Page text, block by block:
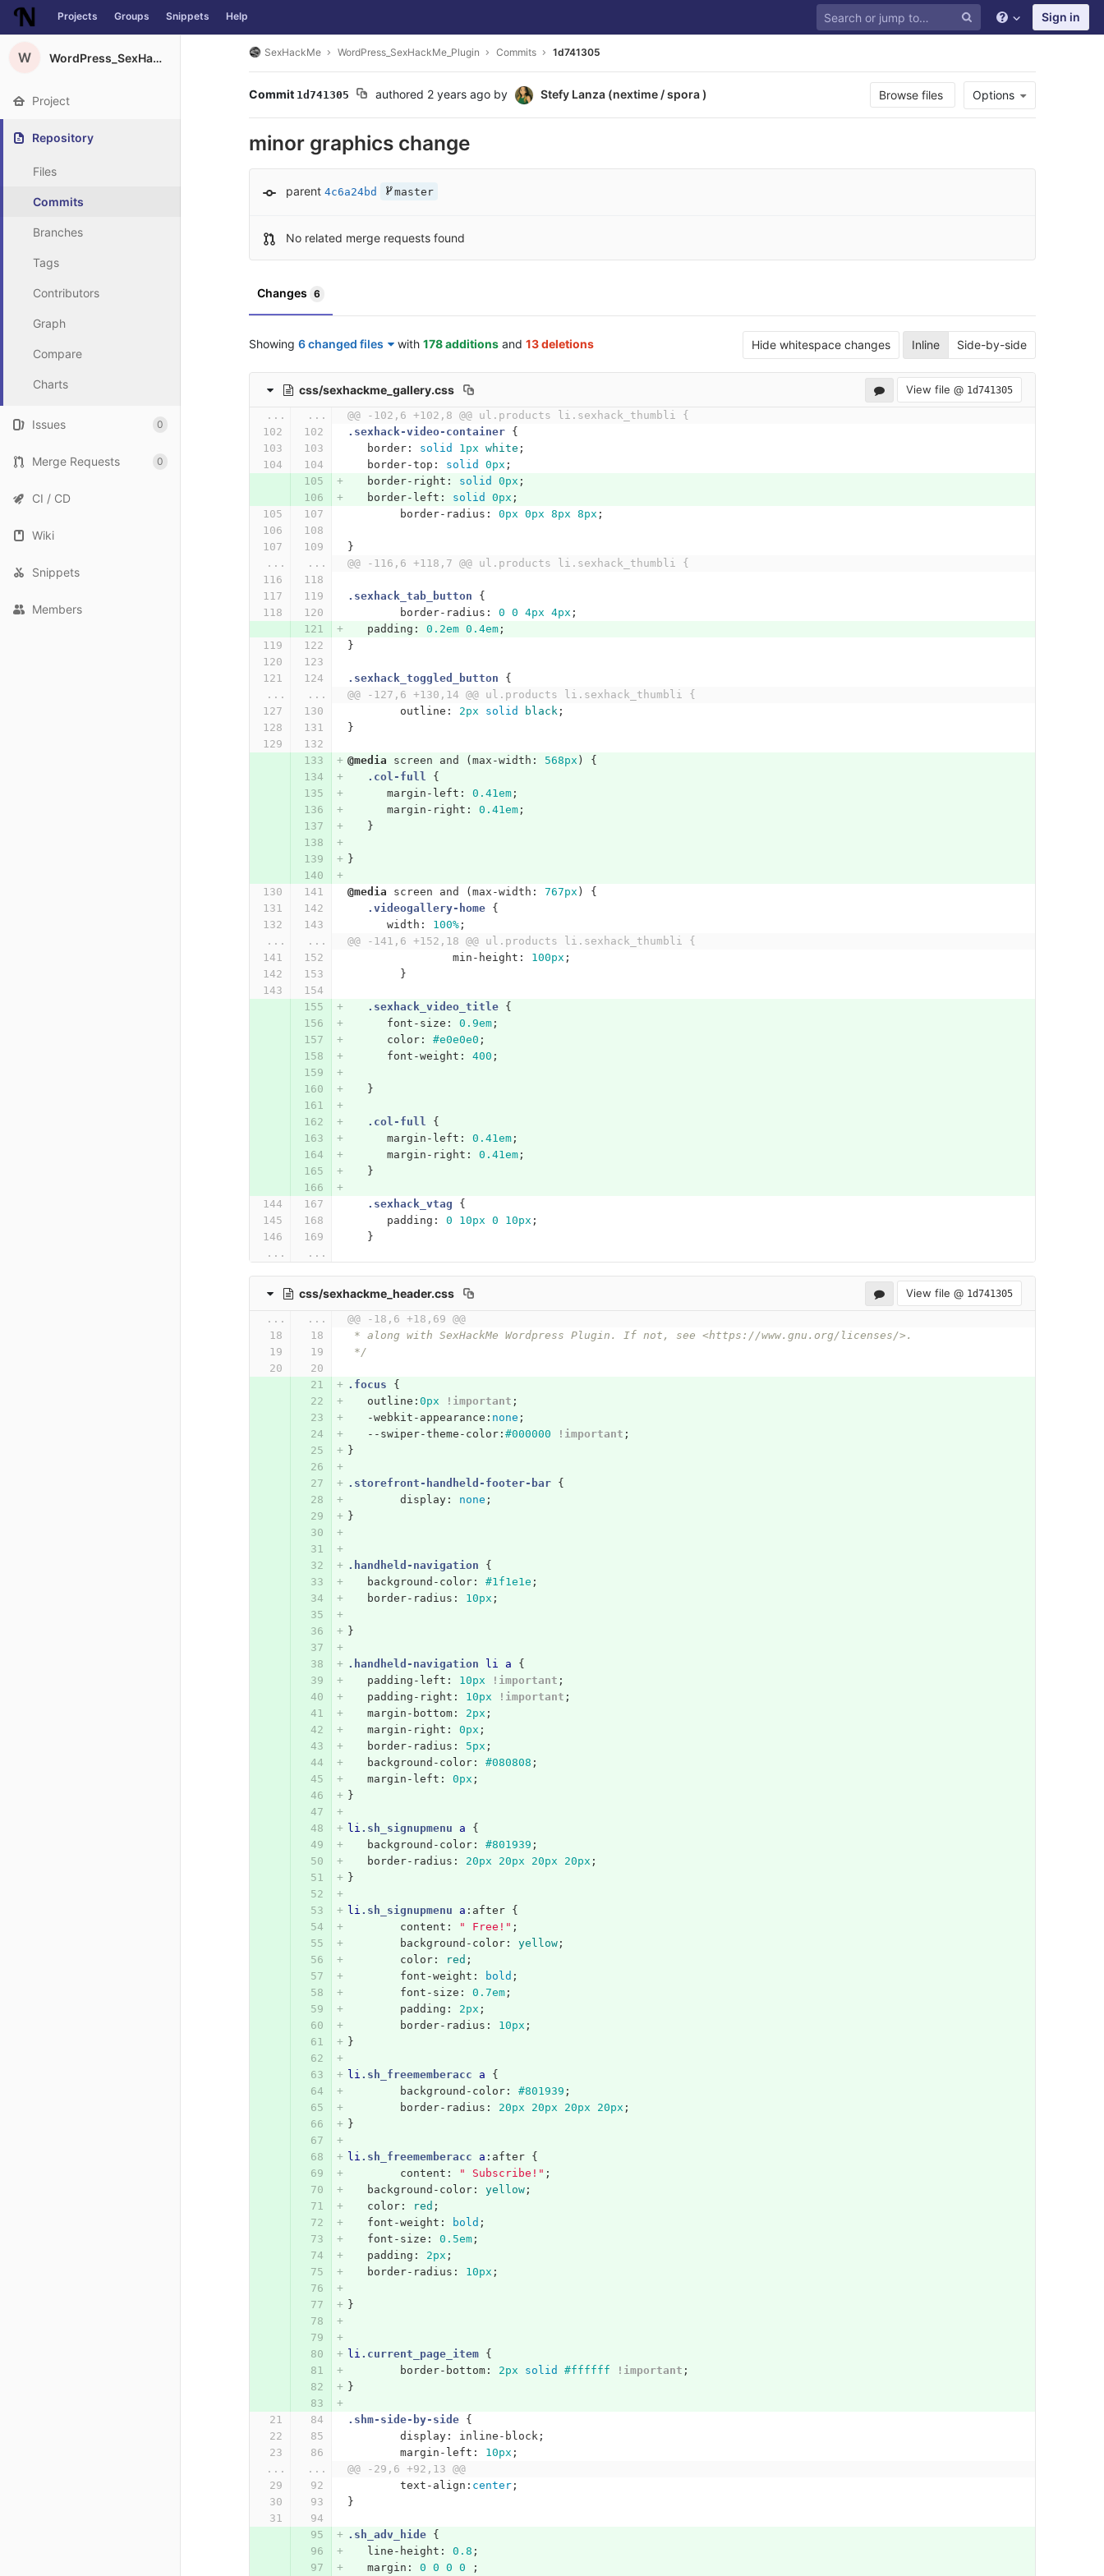
Skip to content
Projects Groups Snippets Help Sign in
W WordPress_SexHackMe_Plugin
Project
Repository
Files
Commits
Branches
Tags
Contributors
Graph
Compare
Charts
Issues 0
Merge Requests 0
CI / CD
Wiki
Snippets
Members
SexHackMe WordPress_SexHackMe_Plugin Commits 1d741305
Commit 1d741305 authored 2 years ago by Stefy Lanza (nextime / spora ) Browse files Options
minor graphics change
parent 4c6a24bd master
No related merge requests found
Changes 6
Hide whitespace changes Inline Side-by-side
Showing 6 changed files with 178 additions and 13 deletions
css/sexhackme_gallery.css View file @ 1d741305
... ...
@@ -102,6 +102,8 @@ ul.products li.sexhack_thumbli {
.sexhack-video-container
{
border: solid 1px white ;
border-top : solid 0px ;
border-right : solid 0px ;
border-left : solid 0px ;
border-radius : 0px 0px 8px 8px ;
}
...
... @@ -116,6 +118,7 @@ ul.products li.sexhack_thumbli {
.sexhack_tab_button
{
border-radius : 0 0 4px 4px ;
padding : 0.2em 0.4em;
}
.sexhack_toggled_button
{
...
...
@@ -127,6 +130,14 @@ ul.products li.sexhack_thumbli {
outline : 2px solid black;
}
@media screen and ( max-width : 568px )
{
.col-full
{
margin-left : 0.41em;
margin-right : 0.41em;
}
}
@media screen and ( max-width : 767px )
{
.videogallery-home
{
width : 100%;
...
...
@@ -141,6 +152,18 @@ ul.products li.sexhack_thumbli {
min-height : 100px ;
}
.sexhack_video_title
{
font-size : 0.9em;
color: #e0e0e0 ;
font-weight : 400 ;
}
.col-full
{
margin-left : 0.41em;
margin-right : 0.41em;
}
.sexhack_vtag
{
padding : 0 10px 0 10px ;
}
...
...
css/sexhackme_header.css View file @ 1d741305
... ...
@@ -18,6 +18,69 @@
* along with SexHackMe Wordpress Plugin. If not, see <https://www.gnu.org/licenses/>.
*/
.focus
{
outline : 0px !important ;
-webkit-appearance : none ;
--swiper-theme-color: #000000 !important ;
}
.storefront-handheld-footer-bar
{
display: none ;
}
.handheld-navigation
{
background-color: #1f1e1e ;
border-radius : 10px ;
}
.handheld-navigation li a
{
padding-left : 10px !important ;
padding-right : 10px !important ;
margin-bottom: 2px ;
margin-right : 0px ;
border-radius : 5px ;
background-color: #080808 ;
margin-left : 0px ;
}
li .sh_signupmenu a
{
background-color: #801939 ;
border-radius : 20px 20px 20px 20px ;
}
li .sh_signupmenu a :after
{
content : " Free!" ;
background-color: yellow;
color: red ;
font-weight : bold ;
font-size : 0.7em;
padding : 2px ;
border-radius : 10px ;
}
li .sh_freememberacc a
{
background-color: #801939 ;
border-radius : 20px 20px 20px 20px ;
}
li .sh_freememberacc a :after
{
content : " Subscribe!" ;
background-color: yellow;
color: red ;
font-weight : bold ;
font-size : 0.5em;
padding : 2px ;
border-radius : 10px ;
}
li .current_page_item
{
border-bottom: 2px solid #ffffff !important ;
}
.shm-side-by-side
{
display: inline-block;
margin-left : 10px ;
...
...
@@ -29,6 +92,13 @@
text-align : center;
}
.sh_adv_hide
{
line-height : 0.8 ;
margin : 0 0 0 0 ;